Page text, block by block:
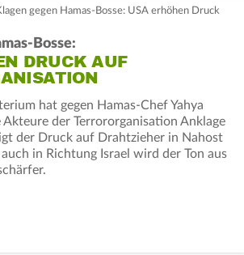
gegen Hamas-Bosse: USA erhöhen Druck
Bosse:
DRUCK AUF
hat gegen Hamas-Chef Yahya
der Terrororganisation Anklage
der Druck auf Drahtzieher in Nahost
in Richtung Israel wird der Ton aus